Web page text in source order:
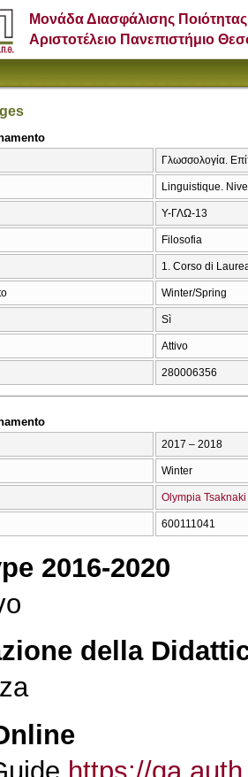
Μονάδα Διασφάλισης Ποιότητας
Αριστοτέλειο Πανεπιστήμιο
Γλωσσολογία.
Linguistique.
Υ-ΓΛΩ-13
Filosofia
1. Corso di
Winter/Spring
Sì
Attivo
280006356
2017 – 2018
Winter
Olympia Tsaknaki
600111041
2016-2020
della